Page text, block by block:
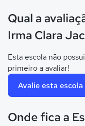
Qual a
Irma Clara
Esta escola não
primeiro a avaliar!
Avalie esta escola
Onde fica a